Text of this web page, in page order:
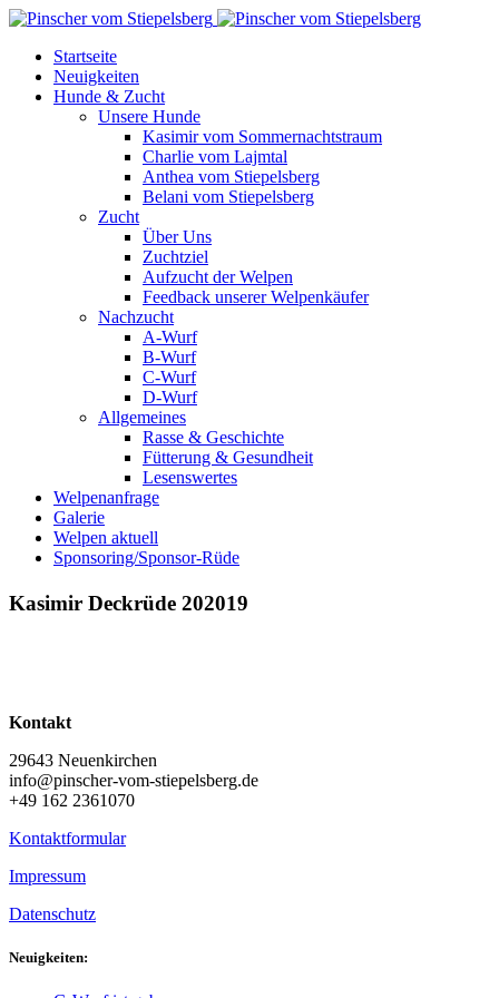
Startseite
Neuigkeiten
Hunde & Zucht
Unsere Hunde
Kasimir vom Sommernachtstraum
Charlie vom Lajmtal
Anthea vom Stiepelsberg
Belani vom Stiepelsberg
Zucht
Über Uns
Zuchtziel
Aufzucht der Welpen
Feedback unserer Welpenkäufer
Nachzucht
A-Wurf
B-Wurf
C-Wurf
D-Wurf
Allgemeines
Rasse & Geschichte
Fütterung & Gesundheit
Lesenswertes
Welpenanfrage
Galerie
Welpen aktuell
Sponsoring/Sponsor-Rüde
Kasimir Deckrüde 202019
Kontakt
29643 Neuenkirchen
info@pinscher-vom-stiepelsberg.de
+49 162 2361070
Kontaktformular
Impressum
Datenschutz
Neuigkeiten: